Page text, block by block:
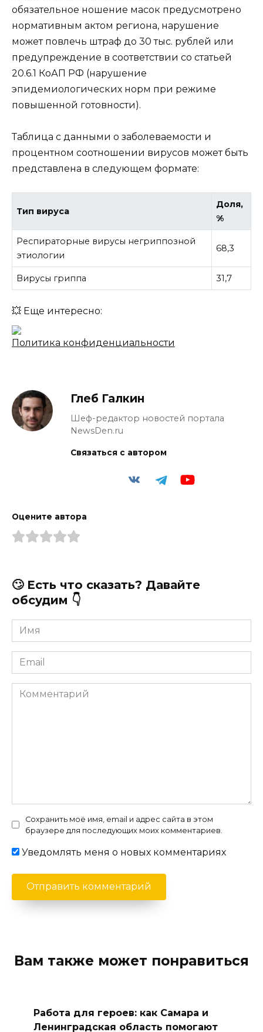
обязательное ношение масок предусмотрено
нормативным актом региона, нарушение
может повлечь штраф до 30 тыс. рублей или
предупреждение в соответствии со статьей
20.6.1 КоАП РФ (нарушение
эпидемиологических норм при режиме
повышенной готовности).
Таблица с данными о заболеваемости и
процентном соотношении вирусов может быть
представлена в следующем формате:
Тип вируса
Доля,
%
Респираторные вирусы негриппозной
этиологии
68,3
Вирусы гриппа 31,7
💥 Еще интересно:
Политика конфиденциальности
Глеб Галкин
Шеф-редактор новостей портала
NewsDen.ru
Связаться с автором
Оцените автора
🙄 Есть что сказать? Давайте
обсудим 👇
Имя
*
Email
*
Комментарий
Сохранить моё имя, email и адрес сайта в этом
браузере для последующих моих комментариев.
Уведомлять меня о новых комментариях
Вам также может понравиться
Работа для героев: как Самара и
Ленинградская область помогают